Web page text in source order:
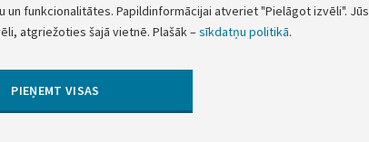
arī procesa virzītāja
kurai piešķirts alternatīvais
funkcionalitātes. Papildinformācijai atveriet "Pielāgot izvēli". Jūs
atgriežoties šajā vietnē. Plašāk –sīkdatņu politikā.
PIEŅEMT VISAS